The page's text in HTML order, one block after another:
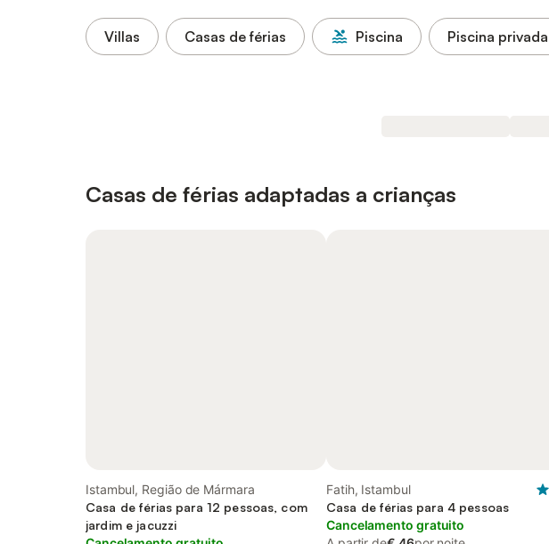
Villas Casas de férias Piscina Piscina privada
Casas de férias adaptadas a crianças
Istambul, Região de Mármara
Casa de férias para 12 pessoas, com
jardim e jacuzzi
Fatih, Istambul
Casa de férias para 4 pessoas
Cancelamento gratuito